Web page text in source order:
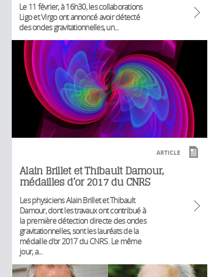
Le 11 février, à 16h30, les collaborations
Ligo et Virgo ont annoncé avoir détecté
des ondes gravitationnelles, un...
ARTICLE
Alain Brillet et Thibault Damour,
médailles d’or 2017 du CNRS
Les physiciens Alain Brillet et Thibault
Damour, dont les travaux ont contribué à
la première détection directe des ondes
gravitationnelles, sont les lauréats de la
médaille d’or 2017 du CNRS. Le même
jour, a...